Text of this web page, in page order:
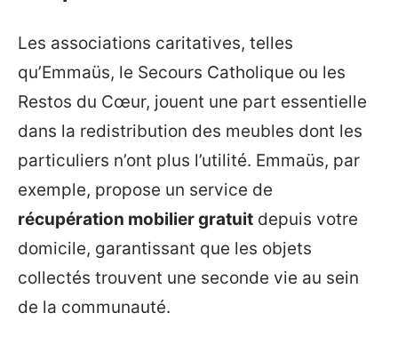
Les associations caritatives, telles
qu’Emmaüs, le Secours Catholique ou les
Restos du Cœur, jouent une part essentielle
dans la redistribution des meubles dont les
particuliers n’ont plus l’utilité. Emmaüs, par
exemple, propose un service de
récupération mobilier gratuit depuis votre
domicile, garantissant que les objets
collectés trouvent une seconde vie au sein
de la communauté.